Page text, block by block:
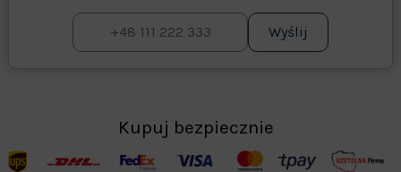
Wyślij
Kupuj bezpiecznie